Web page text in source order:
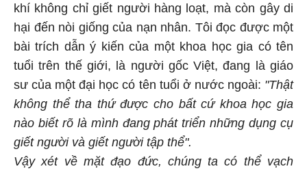
khí không chỉ giết người hàng loạt, mà còn gây di
hại đến nòi giống của nạn nhân. Tôi đọc được một
bài trích dẫn ý kiến của một khoa học gia có tên
tuổi trên thế giới, là người gốc Việt, đang là giáo
sư của một đại học có tên tuổi ở nước ngoài: "Thật
không thể tha thứ được cho bất cứ khoa học gia
nào biết rõ là mình đang phát triển những dụng cụ
giết người và giết người tập thể".
Vậy xét về mặt đạo đức, chúng ta có thể vạch